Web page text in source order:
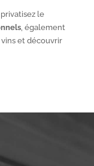
privatisez le
, également
et découvrir